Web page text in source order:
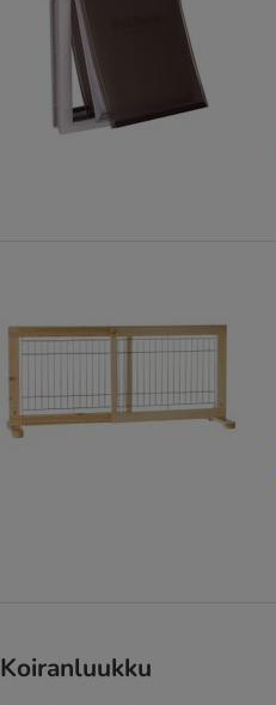
Koiranluukku